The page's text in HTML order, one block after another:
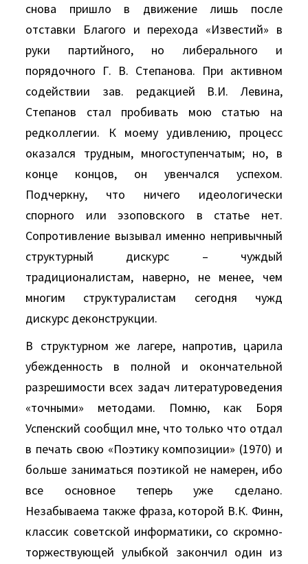
снова пришло в движение лишь после
отставки Благого и перехода «Известий» в
руки партийного, но либерального и
порядочного Г. В. Степанова. При активном
содействии зав. редакцией В.И. Левина,
Степанов стал пробивать мою статью на
редколлегии. К моему удивлению, процесс
оказался трудным, многоступенчатым; но, в
конце концов, он увенчался успехом.
Подчеркну, что ничего идеологически
спорного или эзоповского в статье нет.
Сопротивление вызывал именно непривычный
структурный дискурс – чуждый
традиционалистам, наверно, не менее, чем
многим структуралистам сегодня чужд
дискурс деконструкции.
В структурном же лагере, напротив, царила
убежденность в полной и окончательной
разрешимости всех задач литературоведения
«точными» методами. Помню, как Боря
Успенский сообщил мне, что только что отдал
в печать свою «Поэтику композиции» (1970) и
больше заниматься поэтикой не намерен, ибо
все основное теперь уже сделано.
Незабываема также фраза, которой В.К. Финн,
классик советской информатики, со скромно-
торжествующей улыбкой закончил один из